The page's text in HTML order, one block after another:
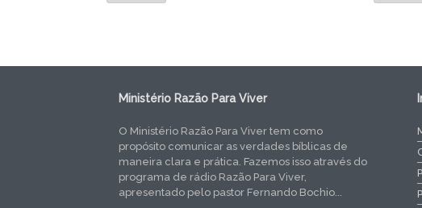
Ministério Razão Para Viver
O Ministério Razão Para Viver tem como
propósito comunicar as verdades bíblicas de
maneira clara e prática. Fazemos isso através do
programa de rádio Razão Para Viver,
apresentado pelo pastor Fernando Bochio...